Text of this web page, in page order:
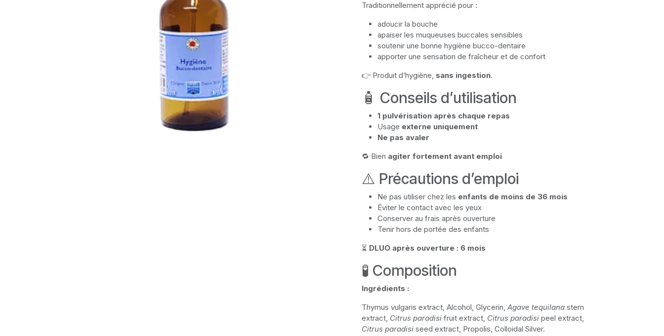
Traditionnellement apprécié pour :
adoucir la bouche
apaiser les muqueuses buccales sensibles
soutenir une bonne hygiène bucco-dentaire
apporter une sensation de fraîcheur et de confort
👉 Produit d’hygiène, sans ingestion.
🧴 Conseils d’utilisation
1 pulvérisation après chaque repas
Usage externe uniquement
Ne pas avaler
🔁 Bien agiter fortement avant emploi
⚠️ Précautions d’emploi
Ne pas utiliser chez les enfants de moins de 36 mois
Éviter le contact avec les yeux
Conserver au frais après ouverture
Tenir hors de portée des enfants
⏳ DLUO après ouverture : 6 mois
🧪 Composition
Ingrédients :
Thymus vulgaris extract, Alcohol, Glycerin, Agave tequilana stem
extract, Citrus paradisi fruit extract, Citrus paradisi peel extract,
Citrus paradisi seed extract, Propolis, Colloidal Silver.